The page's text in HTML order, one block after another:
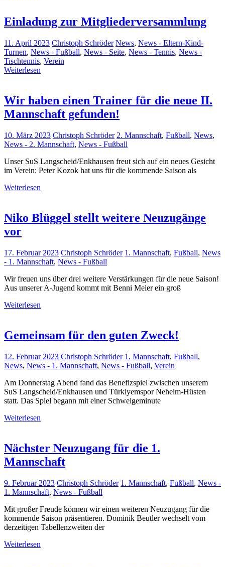
Einladung zur Mitgliederversammlung
11. April 2023 Christoph Schröder News, News - Eltern-Kind-
Turnen, News - Fußball, News - Seite, News - Tennis, News -
Tischtennis, Verein
Weiterlesen
Wir haben einen Trainer für die neue II.
Mannschaft gefunden!
10. März 2023 Christoph Schröder 2. Mannschaft, Fußball, News,
News - 2. Mannschaft, News - Fußball
Unser SuS Langscheid/Enkhausen freut sich auf ein neues Gesicht
im Verein: Peter Kozok hat uns für die kommende Saison als
Weiterlesen
Niko Blüggel stellt weitere Neuzugänge
vor
17. Februar 2023 Christoph Schröder 1. Mannschaft, Fußball, News
- 1. Mannschaft, News - Fußball
Wir freuen uns über drei weitere Verstärkungen für die neue Saison!
Aus unserer A-Jugend kommt mit Benni Meier ein groß
Weiterlesen
Gemeinsam für den guten Zweck!
12. Februar 2023 Christoph Schröder 1. Mannschaft, Fußball,
News, News - 1. Mannschaft, News - Fußball, Verein
Am Donnerstag Abend fand das Benefizspiel zwischen unserem
SuS Langscheid/Enkhausen und Türkiyemspor Neheim-Hüsten
statt. Das Spiel begann mit einer Schweigeminute
Weiterlesen
Nächster Neuzugang für die 1.
Mannschaft
9. Februar 2023 Christoph Schröder 1. Mannschaft, Fußball, News -
1. Mannschaft, News - Fußball
Mit großer Freude können wir einen weiteren Neuzugang für die
kommende Saison präsentieren. Dominik Beutler wechselt vom
derzeitigen Tabellenzweiten der
Weiterlesen